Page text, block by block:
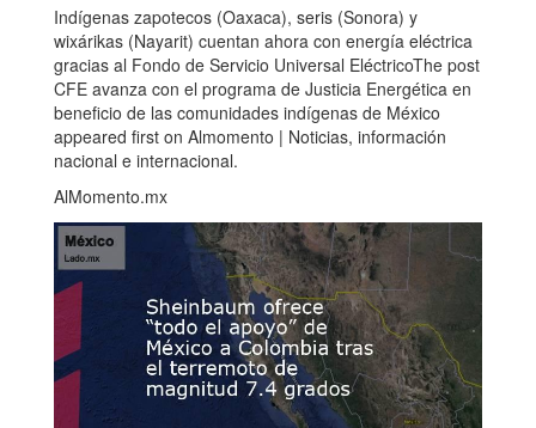
Indígenas zapotecos (Oaxaca), seris (Sonora) y
wixárikas (Nayarit) cuentan ahora con energía eléctrica
gracias al Fondo de Servicio Universal EléctricoThe post
CFE avanza con el programa de Justicia Energética en
beneficio de las comunidades indígenas de México
appeared first on Almomento | Noticias, información
nacional e internacional.
AlMomento.mx